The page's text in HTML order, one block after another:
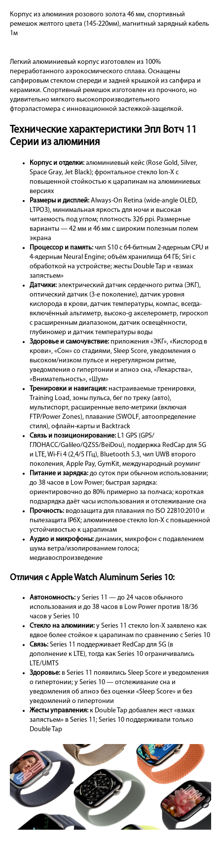
Корпус из алюминия розового золота 46 мм, спортивный
ремешок желтого цвета (145-220мм), магнитный зарядный кабель
1м
Легкий алюминиевый корпус изготовлен из 100%
переработанного аэрокосмического сплава. Оснащены
сапфировым стеклом спереди и задней крышкой из сапфира и
керамики. Спортивный ремешок изготовлен из прочного, но
удивительно мягкого высокопроизводительного
фторэластомера с инновационной застежкой-защелкой.
Технические характеристики Эпл Вотч 11
Серии из алюминия
Корпус и отделки: алюминиевый кейс (Rose Gold, Silver,
Space Gray, Jet Black); фронтальное стекло Ion-X с
повышенной стойкостью к царапинам на алюминиевых
версиях
Размеры и дисплей: Always-On Retina (wide-angle OLED,
LTPO3), минимальная яркость для ночи и высокая
читаемость под углом; плотность 326 ppi. Размерные
варианты — 42 мм и 46 мм с широким полезным полем
экрана
Процессор и память: чип S10 с 64-битным 2-ядерным CPU и
4-ядерным Neural Engine; объём хранилища 64 ГБ; Siri с
обработкой на устройстве; жесты Double Tap и «взмах
запястьем»
Датчики: электрический датчик сердечного ритма (ЭКГ),
оптический датчик (3-е поколение), датчик уровня
кислорода в крови, датчик температуры, компас, всегда-
включённый альтиметр, высоко-g акселерометр, гироскоп
с расширенным диапазоном, датчик освещённости,
глубиномер и датчик температуры воды
Здоровье и самочувствие: приложения «ЭКГ», «Кислород в
крови», «Сон» со стадиями, Sleep Score, уведомления о
высоком/низком пульсе и нерегулярном ритме,
уведомления о гипертонии и апноэ сна, «Лекарства»,
«Внимательность», «Шум»
Тренировки и навигация: настраиваемые тренировки,
Training Load, зоны пульса, бег по треку (авто),
мультиспорт, расширенные вело-метрики (включая
FTP/Power Zones), плавание (SWOLF, автоопределение
стиля), офлайн-карты и Backtrack
Связь и позиционирование: L1 GPS (GPS/
ГЛОНАСС/Galileo/QZSS/BeiDou), поддержка RedCap для 5G
и LTE, Wi-Fi 4 (2,4/5 ГГц), Bluetooth 5.3, чип UWB второго
поколения, Apple Pay, GymKit, международный роуминг
Питание и зарядка: до суток при обычном использовании;
до 38 часов в Low Power; быстрая зарядка:
ориентировочно до 80% примерно за полчаса; короткая
подзарядка даёт часы использования и отслеживание сна
Прочность: водозащита для плавания по ISO 22810:2010 и
пылезащита IP6X; алюминиевое стекло Ion-X с повышенной
устойчивостью к царапинам
Аудио и микрофоны: динамик, микрофон с подавлением
шума ветра/изолированием голоса;
медиавоспроизведение
Отличия с Apple Watch Aluminum Series 10:
Автономность: у Series 11 — до 24 часов обычного
использования и до 38 часов в Low Power против 18/36
часов у Series 10
Стекло на алюминии: у Series 11 стекло Ion-X заявлено как
вдвое более стойкое к царапинам по сравнению с Series 10
Связь: Series 11 поддерживает RedCap для 5G (в
дополнение к LTE), тогда как Series 10 ограничивались
LTE/UMTS
Здоровье: в Series 11 появились Sleep Score и уведомления
о гипертонии; у Series 10 — отслеживание сна и
уведомления об апноэ без оценки «Sleep Score» и без
уведомлений о гипертонии
Жесты управления: к Double Tap добавлен жест «взмах
запястьем» в Series 11; Series 10 поддерживали только
Double Tap